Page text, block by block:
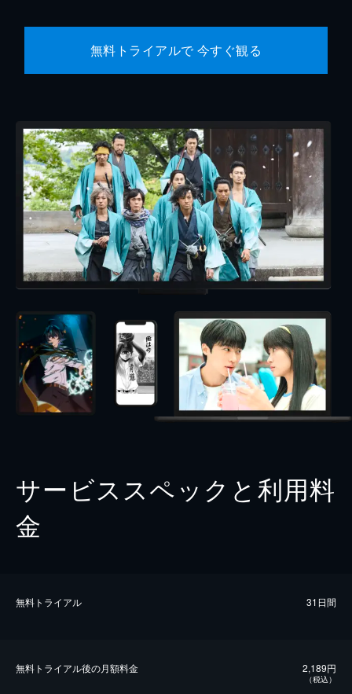
無料トライアルで 今すぐ観る
サービススペックと利用料
金
無料トライアル 31日間
無料トライアル後の⽉額料金 2,189円
（税込）